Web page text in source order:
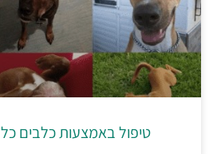
טיפול באמצעות כלבים